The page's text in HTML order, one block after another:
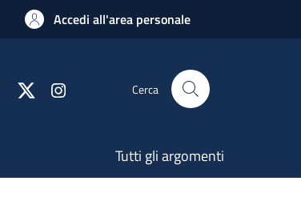
Accedi all'area personale
Cerca
Tutti gli argomenti